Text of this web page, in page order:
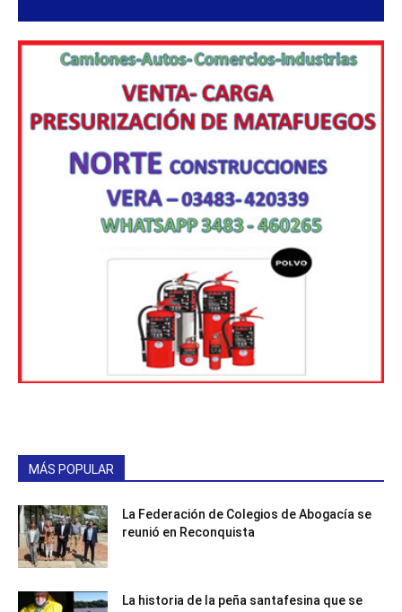
MÁS POPULAR
La Federación de Colegios de Abogacía se
reunió en Reconquista
La historia de la peña santafesina que se